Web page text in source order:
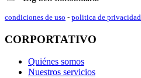
condiciones de uso - politica de privacidad
CORPORTATIVO
Quiénes somos
Nuestros servicios